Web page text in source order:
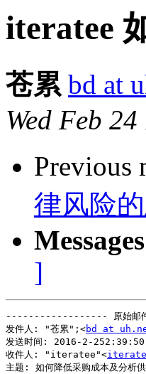
iteratee
苍累 bd at
Wed Feb
Previous
律风险
]
------------------ 原始
发件人: "苍累";<bd at
发送时间: 2016-2-252:39:50
收件人: "iteratee"<
主题: 如何降低采购成本及分析